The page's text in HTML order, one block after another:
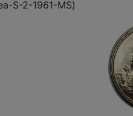
S-2-1961-MS)